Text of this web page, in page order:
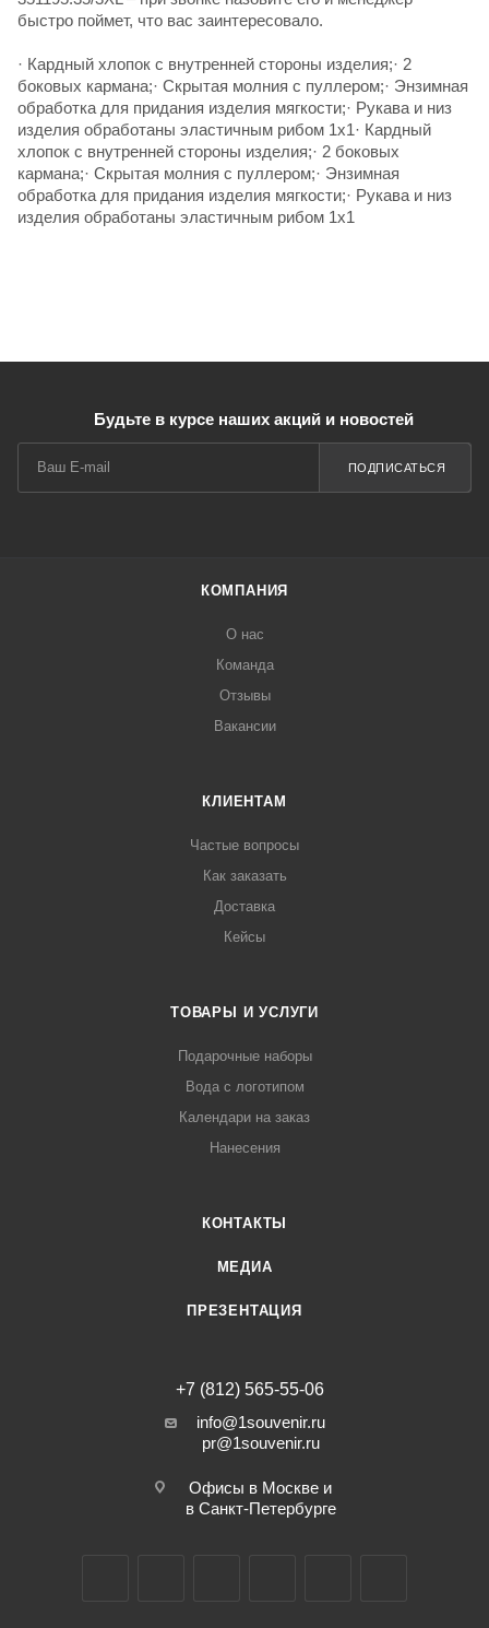
быстро поймет, что вас заинтересовало.
· Кардный хлопок с внутренней стороны изделия;· 2
боковых кармана;· Скрытая молния с пуллером;· Энзимная
обработка для придания изделия мягкости;· Рукава и низ
изделия обработаны эластичным рибом 1х1· Кардный
хлопок с внутренней стороны изделия;· 2 боковых
кармана;· Скрытая молния с пуллером;· Энзимная
обработка для придания изделия мягкости;· Рукава и низ
изделия обработаны эластичным рибом 1х1
Будьте в курсе наших акций и новостей
ПОДПИСАТЬСЯ
КОМПАНИЯ
О нас
Команда
Отзывы
Вакансии
КЛИЕНТАМ
Частые вопросы
Как заказать
Доставка
Кейсы
ТОВАРЫ И УСЛУГИ
Подарочные наборы
Вода с логотипом
Календари на заказ
Нанесения
КОНТАКТЫ
МЕДИА
ПРЕЗЕНТАЦИЯ
+7 (812) 565-55-06
info@1souvenir.ru
pr@1souvenir.ru
Офисы в Москве и
в Санкт-Петербурге